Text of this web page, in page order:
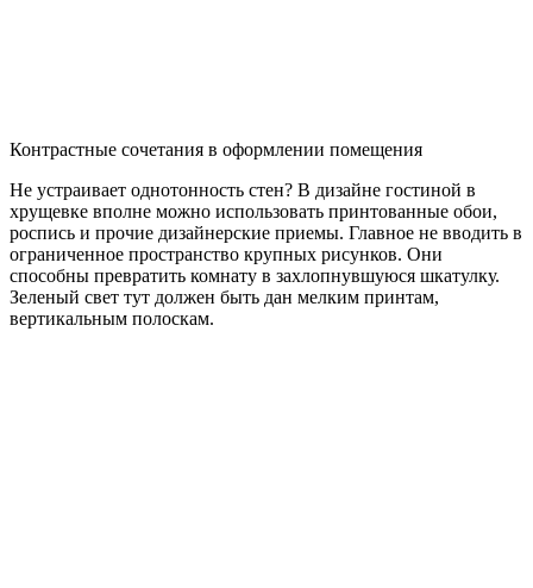
Контрастные сочетания в оформлении помещения
Не устраивает однотонность стен? В дизайне гостиной в
хрущевке вполне можно использовать принтованные обои,
роспись и прочие дизайнерские приемы. Главное не вводить в
ограниченное пространство крупных рисунков. Они
способны превратить комнату в захлопнувшуюся шкатулку.
Зеленый свет тут должен быть дан мелким принтам,
вертикальным полоскам.